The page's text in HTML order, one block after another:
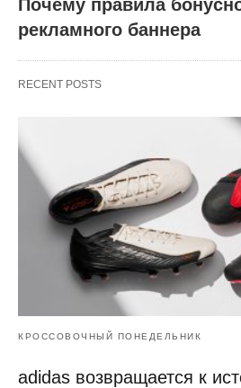
Почему правила
рекламного баннера
RECENT POSTS
КРОССОВОЧНЫЙ ПОНЕДЕЛЬНИК
adidas возвращается к